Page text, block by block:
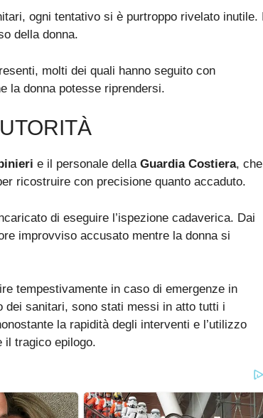
ogni tentativo si è purtroppo rivelato inutile. Il
della donna.
molti dei quali hanno seguito con
la donna potesse riprendersi.
e il personale della Guardia Costiera, che
ricostruire con precisione quanto accaduto.
di eseguire l’ispezione cadaverica. Dai
improvviso accusato mentre la donna si
tempestivamente in caso di emergenze in
dei sanitari, sono stati messi in atto tutti i
la rapidità degli interventi e l’utilizzo
il tragico epilogo.